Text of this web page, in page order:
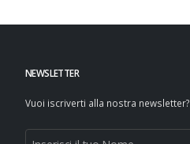
NEWSLETTER
Vuoi iscriverti alla nostra newsletter?